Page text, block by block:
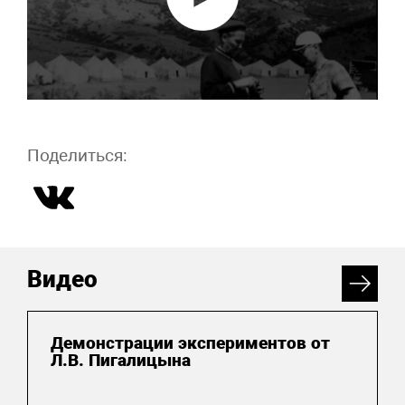
Поделиться:
Видео
Демонстрации экспериментов от
Л.В. Пигалицына